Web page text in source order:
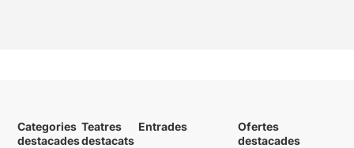
Categories
destacades
Teatres
destacats
Entrades
Ofertes
destacades